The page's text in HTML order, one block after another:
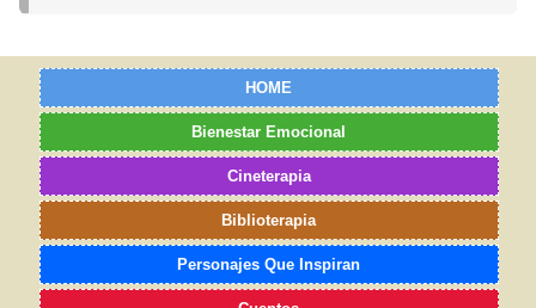
HOME
Bienestar Emocional
Cineterapia
Biblioterapia
Personajes Que Inspiran